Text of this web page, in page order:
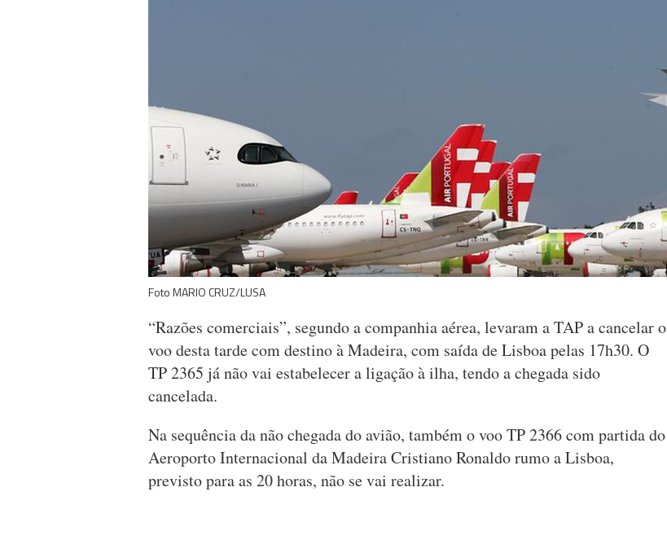
Foto MARIO CRUZ/LUSA
“Razões comerciais”, segundo a companhia aérea, levaram a TAP a cancelar o
voo desta tarde com destino à Madeira, com saída de Lisboa pelas 17h30. O
TP 2365 já não vai estabelecer a ligação à ilha, tendo a chegada sido
cancelada.
Na sequência da não chegada do avião, também o voo TP 2366 com partida do
Aeroporto Internacional da Madeira Cristiano Ronaldo rumo a Lisboa,
previsto para as 20 horas, não se vai realizar.